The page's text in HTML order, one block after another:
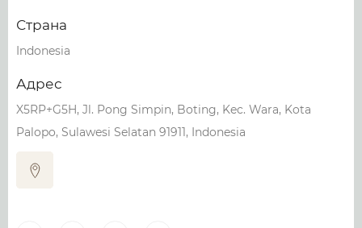
Страна
Indonesia
Адрес
X5RP+G5H, Jl. Pong Simpin, Boting, Kec. Wara, Kota
Palopo, Sulawesi Selatan 91911, Indonesia